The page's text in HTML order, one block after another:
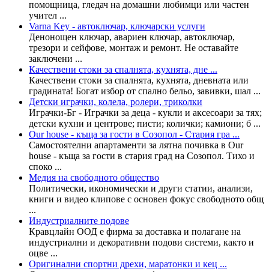
помощница, гледач на домашни любимци или частен
учител ...
Varna Key - автоключар, ключарски услуги
Денонощен ключар, авариен ключар, автоключар,
трезори и сейфове, монтаж и ремонт. Не оставайте
заключени ...
Качествени стоки за спалнята, кухнята, дне ...
Качествени стоки за спалнята, кухнята, дневната или
градината! Богат избор от спално бельо, завивки, шал ...
Детски играчки, колела, ролери, триколки
Играчки-Бг - Играчки за деца - кукли и аксесоари за тях;
детски кухни и центрове; писти; колички; камиони; б ...
Our house - къща за гости в Созопол - Стария гра ...
Самостоятелни апартаменти за лятна почивка в Our
house - къща за гости в стария град на Созопол. Тихо и
споко ...
Mедия на свободното общество
Политически, икономически и други статии, анализи,
книги и видео клипове с основен фокус свободното общ
...
Индустриалните подове
Кравцлайн ООД е фирма за доставка и полагане на
индустриални и декоративни подови системи, както и
оцве ...
Оригинални спортни дрехи, маратонки и кец ...